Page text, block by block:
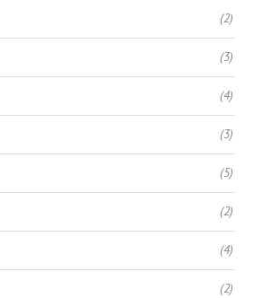
(2)
(3)
(4)
(3)
(5)
(2)
(4)
(2)